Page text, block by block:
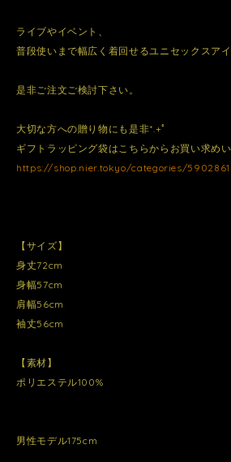
ライブやイベント、
普段使いまで幅広く着回せるユニセックスアイ
是非ご注文ご検討下さい。
大切な方への贈り物にも是非*.+ﾟ
ギフトラッピング袋はこちらからお買い求め
https://shop.nier.tokyo/categories/5902861
【サイズ】
身丈72cm
身幅57cm
肩幅56cm
袖丈56cm
【素材】
ポリエステル100%
男性モデル175cm